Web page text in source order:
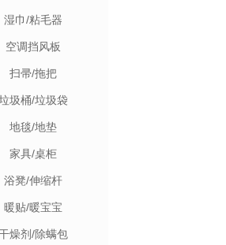
湿巾/粘毛器
空调挡风板
扫帚/拖把
圾桶/垃圾袋
地毯/地垫
家具/桌柜
浴凳/伸缩杆
暖贴/暖宝宝
燥剂/除螨包